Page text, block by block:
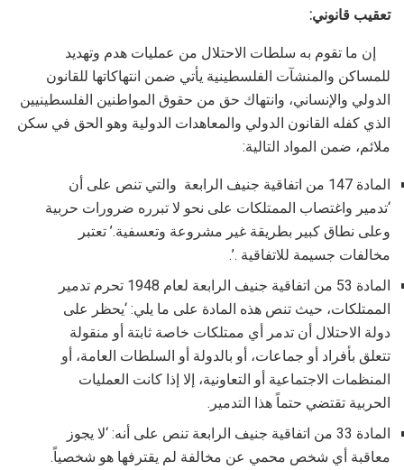
تعقيب قانوني:
إن ما تقوم به سلطات الاحتلال من عمليات هدم وتهديد
للمساكن والمنشآت الفلسطينية يأتي ضمن انتهاكاتها للقانون
الدولي والإنساني، وانتهاك حق من حقوق المواطنين الفلسطينيين
الذي كفله القانون الدولي والمعاهدات الدولية وهو الحق في سكن
ملائم، ضمن المواد التالية:
المادة 147 من اتفاقية جنيف الرابعة والتي تنص على أن
‘تدمير واغتصاب الممتلكات على نحو لا تبرره ضرورات حربية
وعلى نطاق كبير بطريقة غير مشروعة وتعسفية.’ تعتبر
مخالفات جسيمة للاتفاقية .’.
المادة 53 من اتفاقية جنيف الرابعة لعام 1948 تحرم تدمير
الممتلكات، حيث تنص هذه المادة على ما يلي: ‘يحظر على
دولة الاحتلال أن تدمر أي ممتلكات خاصة ثابتة أو منقولة
تتعلق بأفراد أو جماعات، أو بالدولة أو السلطات العامة، أو
المنظمات الاجتماعية أو التعاونية، إلا إذا كانت العمليات
الحربية تقتضي حتماً هذا التدمير.
المادة 33 من اتفاقية جنيف الرابعة تنص على أنه: ‘لا يجوز
معاقبة أي شخص محمي عن مخالفة لم يقترفها هو شخصياً.